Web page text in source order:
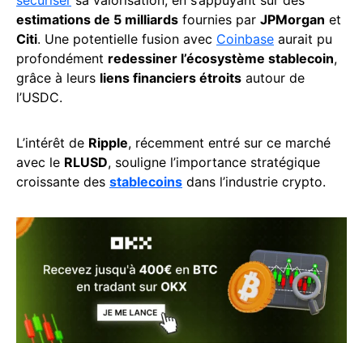
estimations de 5 milliards fournies par JPMorgan et
Citi. Une potentielle fusion avec Coinbase aurait pu
profondément redessiner l’écosystème stablecoin,
grâce à leurs liens financiers étroits autour de
l’USDC.
L’intérêt de Ripple, récemment entré sur ce marché
avec le RLUSD, souligne l’importance stratégique
croissante des stablecoins dans l’industrie crypto.